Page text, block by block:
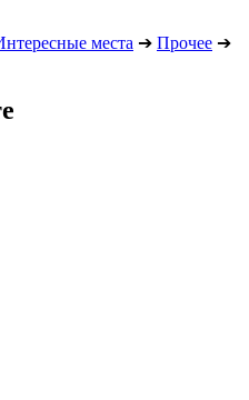
места ➔ Прочее ➔